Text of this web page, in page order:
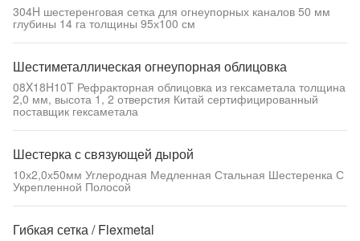
304H шестеренговая сетка для огнеупорных каналов 50 мм
глубины 14 га толщины 95х100 см
Шестиметаллическая огнеупорная облицовка
08X18H10T Рефракторная облицовка из гексаметала толщина
2,0 мм, высота 1, 2 отверстия Китай сертифицированный
поставщик гексаметала
Шестерка с связующей дырой
10х2,0х50мм Углеродная Медленная Стальная Шестеренка С
Укрепленной Полосой
Гибкая сетка / Flexmetal